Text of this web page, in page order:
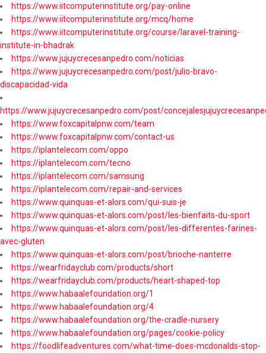
https://www.iitcomputerinstitute.org/pay-online
https://www.iitcomputerinstitute.org/mcq/home
https://www.iitcomputerinstitute.org/course/laravel-training-
institute-in-bhadrak
https://www.jujuycrecesanpedro.com/noticias
https://www.jujuycrecesanpedro.com/post/julio-bravo-
discapacidad-vida
https://www.jujuycrecesanpedro.com/post/
https://www.foxcapitalpnw.com/team
https://www.foxcapitalpnw.com/contact-us
https://iplantelecom.com/oppo
https://iplantelecom.com/tecno
https://iplantelecom.com/samsung
https://iplantelecom.com/repair-and-services
https://www.quinquas-et-alors.com/qui-suis-je
https://www.quinquas-et-alors.com/post/les-bienfaits-du-sport
https://www.quinquas-et-alors.com/post/les-differentes-farines-
avec-gluten
https://www.quinquas-et-alors.com/post/brioche-nanterre
https://wearfridayclub.com/products/short
https://wearfridayclub.com/products/heart-shaped-top
https://www.habaalefoundation.org/1
https://www.habaalefoundation.org/4
https://www.habaalefoundation.org/the-cradle-nursery
https://www.habaalefoundation.org/pages/cookie-policy
https://foodlifeadventures.com/what-time-does-mcdonalds-stop-